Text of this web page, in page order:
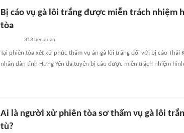
Bị cáo vụ gà lôi trắng được miễn trách nhiệm
tòa
313 liên quan
Tại phiên tòa xét xử phúc thẩm vụ án gà lôi trắng đối với bị cáo Thái
nhân dân tỉnh Hưng Yên đã tuyên bị cáo được miễn trách nhiệm
Ai là người xử phiên tòa sơ thẩm vụ gà lôi
tù?